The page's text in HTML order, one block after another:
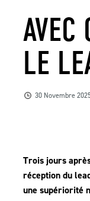
AVEC
LE
30 Novembre
Trois jours
réception du
une supériorité